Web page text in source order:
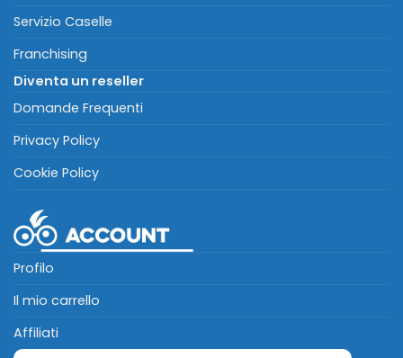
Servizio Caselle
Franchising
Diventa un reseller
Domande Frequenti
Privacy Policy
Cookie Policy
Profilo
Il mio carrello
Affiliati